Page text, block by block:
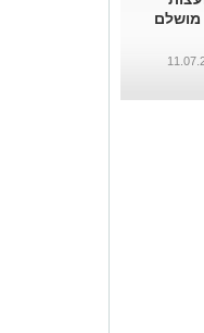
מושלם